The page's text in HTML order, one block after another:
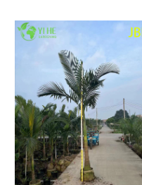
москва корея